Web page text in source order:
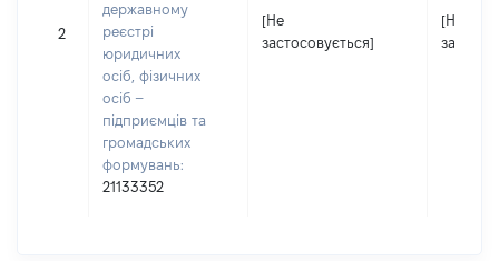
2
державному
реєстрі
юридичних
осіб, фізичних
осіб –
підприємців та
громадських
формувань:
21133352
[Не
застосовується]
[Не